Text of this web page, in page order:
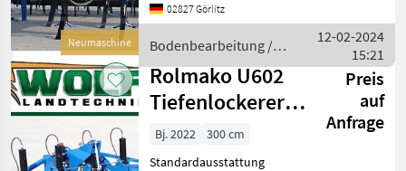
Neumaschine
einen niedrigen Boden –
standardmä
02827 Görlitz
Bodenbearbeitung /
Rolmako
12-02-2024
15:21
Rolmako U602
Tiefenlockerer
universal
Preis
auf
Anfrage
Bj. 2022
300 cm
Standardausstattung